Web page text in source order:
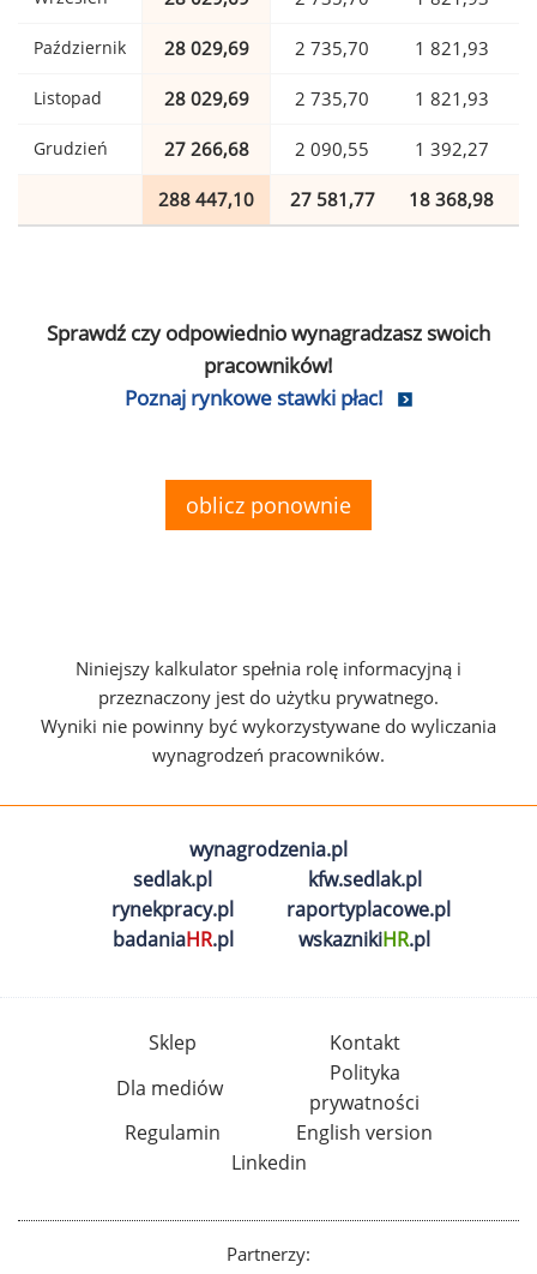
Październik 28 029,69 2 735,70 1 821,93
Listopad 28 029,69 2 735,70 1 821,93
Grudzień 27 266,68 2 090,55 1 392,27
288 447,10 27 581,77 18 368,98
Sprawdź czy odpowiednio wynagradzasz swoich
pracowników!
Poznaj rynkowe stawki płac!
oblicz ponownie
Niniejszy kalkulator spełnia rolę informacyjną i
przeznaczony jest do użytku prywatnego.
Wyniki nie powinny być wykorzystywane do wyliczania
wynagrodzeń pracowników.
wynagrodzenia.pl
sedlak.pl
kfw.sedlak.pl
rynekpracy.pl
raportyplacowe.pl
badaniaHR.pl wskaznikiHR.pl
Sklep
Kontakt
Dla mediów
Polityka
prywatności
Regulamin
English version
Linkedin
Partnerzy: